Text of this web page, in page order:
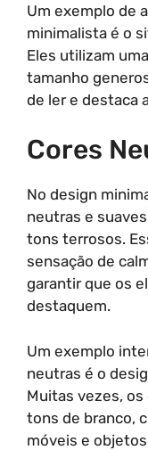
Um exemplo de
minimalista é o
Eles utilizam
tamanho
de ler e destaca
Cores
No design
neutras e
tons terrosos.
sensação de
garantir que os
destaquem.
Um exemplo
neutras é o
Muitas vezes,
tons de branco,
móveis e